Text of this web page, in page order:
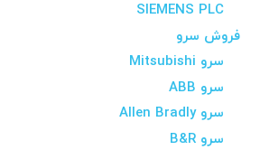
SIEMENS PLC
فروش سرو
سرو Mitsubishi
سرو ABB
سرو Allen Bradly
سرو B&R